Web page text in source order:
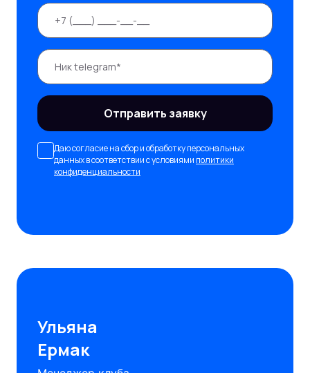
Ульяна
Ермак
Отправить заявку
Даю согласие на сбор и обработку персональных
данных в соответствии с условиями политики
конфиденциальности